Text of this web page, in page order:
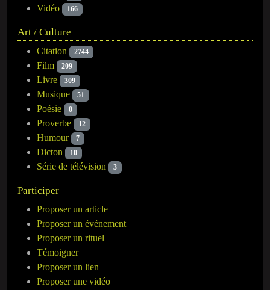
Vidéo 166
Art / Culture
Citation 2744
Film 209
Livre 309
Musique 51
Poésie 0
Proverbe 12
Humour 7
Dicton 10
Série de télévision 3
Participer
Proposer un article
Proposer un événement
Proposer un rituel
Témoigner
Proposer un lien
Proposer une vidéo